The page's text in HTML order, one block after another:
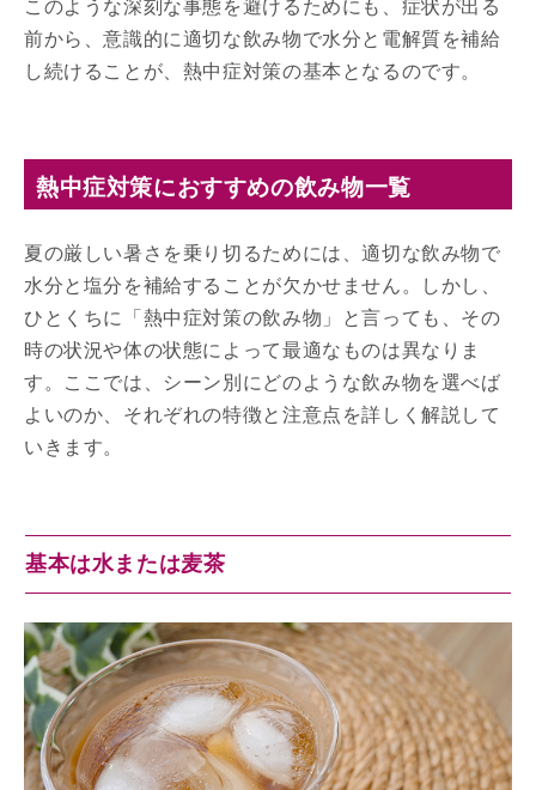
このような深刻な事態を避けるためにも、症状が出る
前から、意識的に適切な飲み物で水分と電解質を補給
し続けることが、熱中症対策の基本となるのです。
熱中症対策におすすめの飲み物一覧
夏の厳しい暑さを乗り切るためには、適切な飲み物で
水分と塩分を補給することが欠かせません。しかし、
ひとくちに「熱中症対策の飲み物」と言っても、その
時の状況や体の状態によって最適なものは異なりま
す。ここでは、シーン別にどのような飲み物を選べば
よいのか、それぞれの特徴と注意点を詳しく解説して
いきます。
基本は水または麦茶